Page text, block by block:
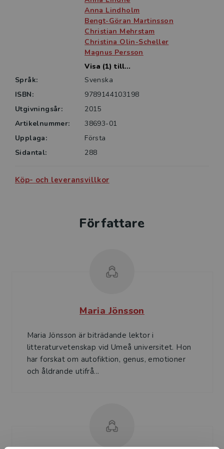
Anna Lindholm
Bengt-Göran Martinsson
Christian Mehrstam
Christina Olin-Scheller
Magnus Persson
Visa (1) till...
Språk:
Svenska
ISBN:
9789144103198
Utgivningsår:
2015
Artikelnummer:
38693-01
Upplaga:
Första
Sidantal:
288
Köp- och leveransvillkor
Författare
Maria Jönsson
Maria Jönsson är biträdande lektor i
litteraturvetenskap vid Umeå universitet. Hon
har forskat om autofiktion, genus, emotioner
och åldrande utifrå...